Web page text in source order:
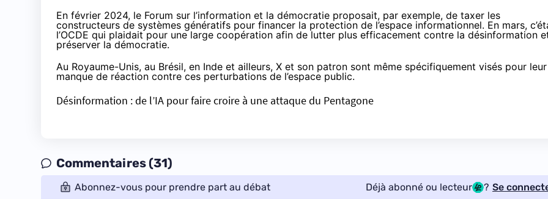
En février 2024, le Forum sur l’information et la démocratie proposait, par exemple, de taxer les
constructeurs de systèmes génératifs pour financer la protection de l’espace informationnel. En mars,
l’OCDE qui plaidait pour une large coopération afin de lutter plus efficacement contre la désinformation
préserver la démocratie.
Au Royaume-Unis, au Brésil, en Inde et ailleurs, X et son patron sont même spécifiquement visés pour leur
manque de réaction contre ces perturbations de l’espace public.
Désinformation : de l’IA pour faire croire à une attaque du Pentagone
Commentaires (31)
Abonnez-vous pour prendre part au débat Déjà abonné ou lecteur ? Se